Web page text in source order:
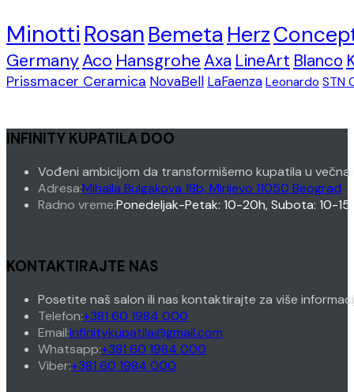
Minotti Rosan Bemeta Herz
GermanyAco HansgroheAxa LineArt Blanco
Prissmacer Ceramica NovaBell LaFaenza Leonardo STN
INFINITY KUPATILA DOO
Vođeni ambicijom da transformišemo kupatila u večna
Adresa:Mihaila Bulgakova 18b, Mirijevo 11050 Beograd
Radno vreme:Ponedeljak-Petak: 10-20h, Subota: 10-
KONTAKTIRAJTE NAS
Posetite naš salon ili nas kontaktirajte za više
Telefon:+381 60 1984 000
in
your
Email:infinitykupatila@gmail.com
Whatsapp:+381 60 1984 000
Viber:+381 60 1984 000